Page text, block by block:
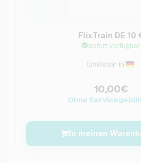
FlixTrain DE 10
sofort verfügbar
Einlösbar in:
10,00€
Ohne
In meinen